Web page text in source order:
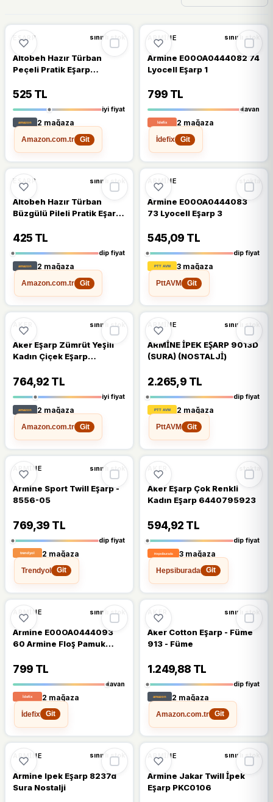
%18
EŞARP sınırlı stok
Altobeh Hazır Türban
Peçeli Pratik Eşarp
Namaz Örtüsü Sufle (5XL)
525 TL
iyi fiyat
2 mağaza
Amazon.com.tr
Git
%11
ARMINE sınırlı stok
Armine E00OA0444082 74
Lyocell Eşarp 1
799 TL
tavan
2 mağaza
İdefix
Git
%23 %23 DÜŞTÜ
EŞARP sınırlı stok
Altobeh Hazır Türban
Büzgülü Pileli Pratik Eşarp
Örtüsü - Siyah
425 TL
dip fiyat
2 mağaza
Amazon.com.tr
Git
%39 %39 DÜŞTÜ
ARMINE stokta
Armine E00OA0444083
73 Lyocell Eşarp 3
545,09 TL
dip fiyat
3 mağaza
PttAVM
Git
%23 %23 DÜŞTÜ
AKER sınırlı stok
Aker Eşarp Zümrüt Yeşili
Kadın Çiçek Eşarp
764,92 TL
iyi fiyat
2 mağaza
Amazon.com.tr
Git
%19
ARMINE sınırlı stok
ARMİNE İPEK EŞARP 9013D
(SURA) (NOSTALJİ)
2.265,9 TL
dip fiyat
2 mağaza
PttAVM
Git
%18
ARMINE sınırlı stok
Armine Sport Twill Eşarp -
8556-05
769,39 TL
dip fiyat
2 mağaza
Trendyol
Git
%25 %25 DÜŞTÜ
AKER stokta
Aker Eşarp Çok Renkli
Kadın Eşarp 6440795923
594,92 TL
dip fiyat
3 mağaza
Hepsiburada
Git
ARMINE sınırlı stok
Armine E00OA0444093
60 Armine Floş Pamuk
799 TL
tavan
2 mağaza
İdefix
Git
AKER sınırlı stok
Aker Cotton Eşarp - Füme
913 - Füme
1.249,88 TL
dip fiyat
2 mağaza
Amazon.com.tr
Git
%10
ARMINE sınırlı stok
Armine Ipek Eşarp 8237d
Sura Nostalji
%9
ARMINE sınırlı stok
Armine Jakar Twill İpek
Eşarp PKC0106